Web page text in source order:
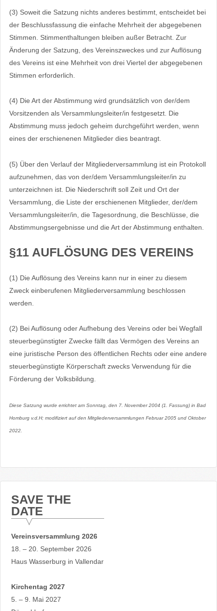
(3) Soweit die Satzung nichts anderes bestimmt, entscheidet bei
der Beschlussfassung die einfache Mehrheit der abgegebenen
Stimmen. Stimmenthaltungen bleiben außer Betracht. Zur
Änderung der Satzung, des Vereinszweckes und zur Auflösung
des Vereins ist eine Mehrheit von drei Viertel der abgegebenen
Stimmen erforderlich.
(4) Die Art der Abstimmung wird grundsätzlich von der/dem
Vorsitzenden als Versammlungsleiter/in festgesetzt. Die
Abstimmung muss jedoch geheim durchgeführt werden, wenn
eines der erschienenen Mitglieder dies beantragt.
(5) Über den Verlauf der Mitgliederversammlung ist ein Protokoll
aufzunehmen, das von der/dem Versammlungsleiter/in zu
unterzeichnen ist. Die Niederschrift soll Zeit und Ort der
Versammlung, die Liste der erschienenen Mitglieder, der/dem
Versammlungsleiter/in, die Tagesordnung, die Beschlüsse, die
Abstimmungsergebnisse und die Art der Abstimmung enthalten.
§11 AUFLÖSUNG DES VEREINS
(1) Die Auflösung des Vereins kann nur in einer zu diesem
Zweck einberufenen Mitgliederversammlung beschlossen
werden.
(2) Bei Auflösung oder Aufhebung des Vereins oder bei Wegfall
steuerbegünstigter Zwecke fällt das Vermögen des Vereins an
eine juristische Person des öffentlichen Rechts oder eine andere
steuerbegünstigte Körperschaft zwecks Verwendung für die
Förderung der Volksbildung.
Diese Satzung wurde errichtet am Sonntag, den 7. November 2004 (1. Fassung) in Bad
Homburg v.d.H; modifiziert auf den Mitgliederversammlungen Februar 2005 und Oktober
2022.
SAVE THE
DATE
Vereinsversammlung 2026
18. – 20. September 2026
Haus Wasserburg in Vallendar
Kirchentag 2027
5. – 9. Mai 2027